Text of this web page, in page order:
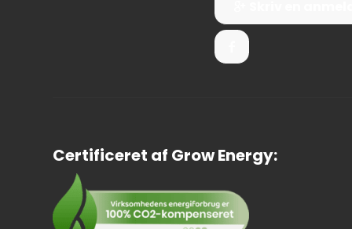
Certificeret af Grow Energy: